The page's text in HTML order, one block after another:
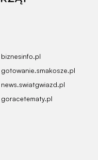
biznesinfo.pl
gotowanie.smakosze.pl
news.swiatgwiazd.pl
goracetematy.pl